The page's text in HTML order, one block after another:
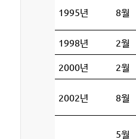
1995년 8월
1998년 2월
2000년 2월
2002년 8월
5월